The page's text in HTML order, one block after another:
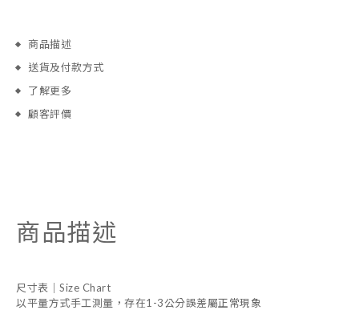
商品描述
送貨及付款方式
了解更多
顧客評價
商品描述
尺寸表｜Size Chart
以平量方式手工測量，存在1-3公分誤差屬正常現象